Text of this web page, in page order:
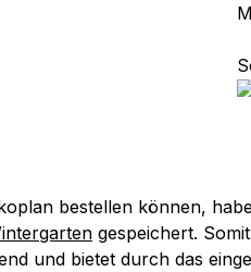
bestellen können,
gespeichert.
und bietet durch das